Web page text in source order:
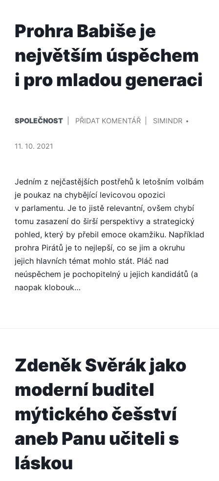
Prohra Babiše je
největším úspěchem
i pro mladou generaci
V
SPOLEČNOST PŘIDAT KOMENTÁŘNA
ÚSPĚCHEM
PRO
MLADOU
GENERACI
SIMINDR
11. 10. 2021
Jedním z nejčastějších postřehů k letošním volbám
je poukaz na chybějící levicovou opozici
v parlamentu. Je to jistě relevantní, ov­šem chybí
tomu zasazení do širší perspektivy a strategický
pohled, který by přebil emoce okamžiku. Například
prohra Pirátů je to nejlepší, co se jim a okruhu
jejich hlavních témat mohlo stát. Pláč nad
neúspěchem je pochopitelný u jejich kandidátů (a
naopak klobouk…
Zdeněk Svěrák jako
moderní buditel
mýtického češství
aneb Panu učiteli s
láskou